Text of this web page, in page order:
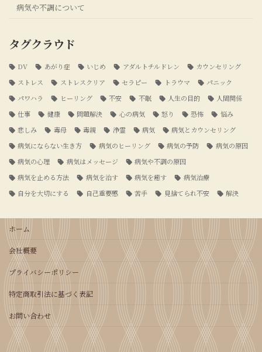
病気や不調について
タグクラウド
DV あがり症 いじめ アダルトチルドレン
カウンセリング
ストレス
ストレスクリア セラピー トラウマ
パニック
パワハラ
ヒーリング 不安 不眠 人生の目的
人間関係
仕事
健康 問題解決 心の病気 怒り 恐怖
悩み
悲しみ
毒母 毒親 浄霊 病気
病気とカウンセリング
病気にならない生き方
病気のヒーリング 病気の予防
病気の原因
病気の心理
病気はメッセージ
病気や不調の原因
病気を止める方法
病気を治す 病気を癒す
病気治療
自分を大切にする
自己重要感 苦手 見捨てられ不安 解決
ホーム
会社概要
プライバシーポリシー
特定商取引法に基づく表記
お問い合わせ